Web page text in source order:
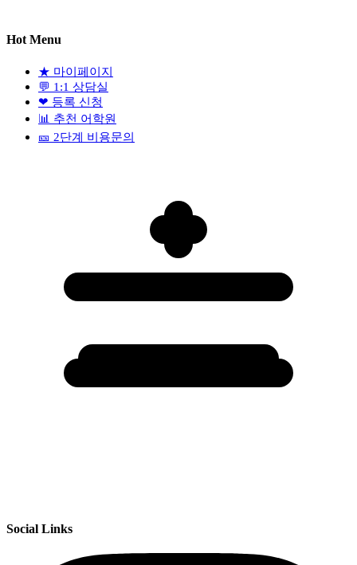
Hot Menu
★ 마이페이지
💬 1:1 상담실
❤ 등록 신청
📊 추천 어학원
🎫 2단계 비용문의
Social Links